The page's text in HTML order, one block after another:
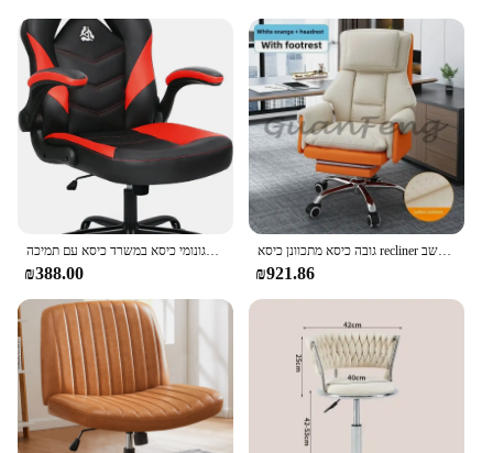
משחק מחשב כיסא ארגונומי כיסא במשרד כיסא עם תמיכה lumbar להעיף את הזרועות גובה מתכווננת סיבוב
₪388.00
גובה כיסא מתכוונן כיסא recliner משרד נוער שולחן עבודה יצוק מחשב fotel gamingowy כורסא אישית
₪921.86